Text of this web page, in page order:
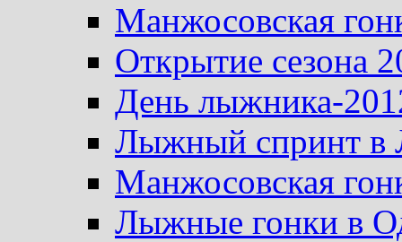
Манжосовская
Открытие сезона
День лыжника-
Лыжный спринт в
Манжосовская
Лыжные гонки в